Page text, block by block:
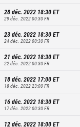
28 déc. 2022 18:30ET
29 déc. 2022 00:30FR
23 déc. 2022 18:30ET
24 déc. 2022 00:30FR
21 déc. 2022 18:30ET
22 déc. 2022 00:30FR
18 déc. 2022 17:00ET
18 déc. 2022 23:00FR
16 déc. 2022 18:30ET
17 déc. 2022 00:30FR
12 déc. 2022 18:00ET